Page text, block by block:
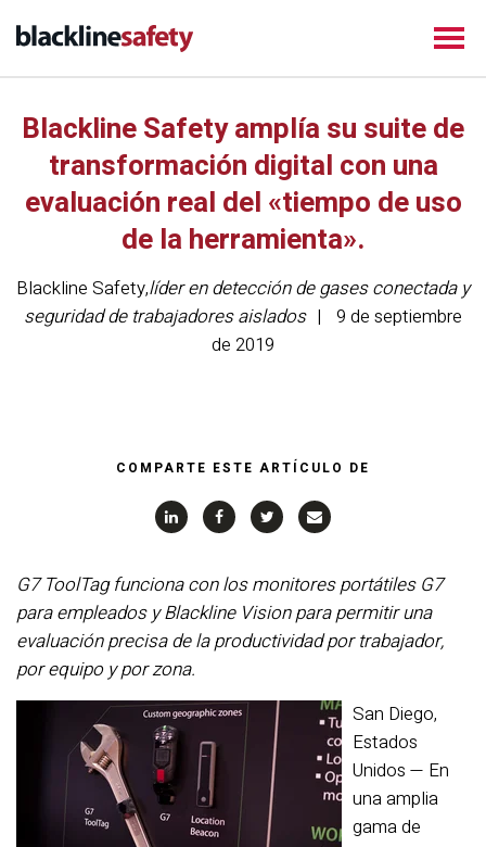
Blackline Safety amplía su suite de
transformación digital con una
evaluación real del «tiempo de uso
de la herramienta».
Blackline Safety,líder en detección de gases conectada y
seguridad de trabajadores aislados
9 de septiembre
de 2019
COMPARTE ESTE ARTÍCULO DE
G7 ToolTag funciona con los monitores portátiles G7
para empleados y Blackline Vision para permitir una
evaluación precisa de la productividad por trabajador,
por equipo y por zona.
San Diego,
Estados
Unidos — En
una amplia
gama de